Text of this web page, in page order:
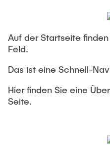
Auf der Startseite
Feld.
Das ist eine Schnell-
Hier finden Sie eine
Seite.